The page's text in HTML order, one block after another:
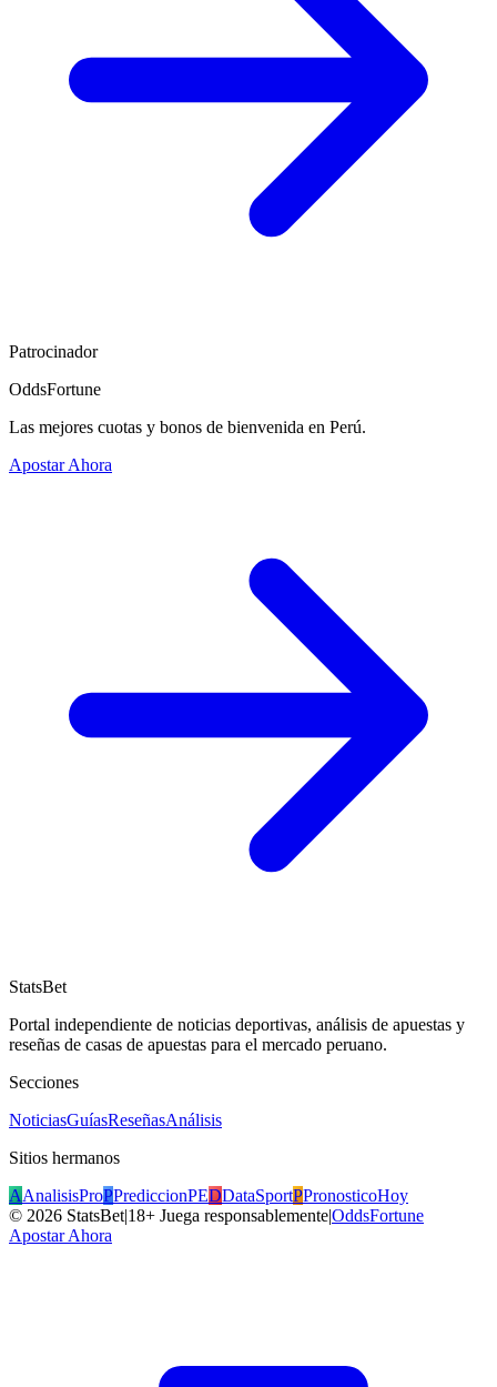
Patrocinador
OddsFortune
Las mejores cuotas y bonos de bienvenida en Perú.
Apostar Ahora
StatsBet
Portal independiente de noticias deportivas, análisis de apuestas y
reseñas de casas de apuestas para el mercado peruano.
Secciones
NoticiasGuíasReseñasAnálisis
Sitios hermanos
AAnalisisProPPrediccionPEDDataSportPPronosticoHoy
© 2026 StatsBet|18+ Juega responsablemente|OddsFortune
Apostar Ahora